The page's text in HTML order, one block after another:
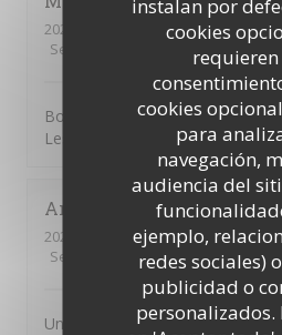
instalan por
cookies
requieren
cookies
para
navegación,
audiencia del
ejemplo,
redes sociales)
publicidad o
personalizados.
2026-08-03
- 19:30 - Invitados 2
Servicio
Menú
Bonne ambiance, nous avons
Les personnes au service ont été
Annie
2026-08-08
- 12:30 - Invitados 4
Servicio
Ambiente:5/5 Menú:
Un accueil génial Service